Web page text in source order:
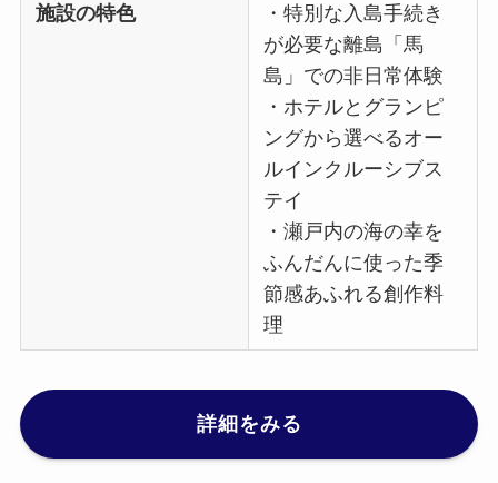
施設の特色
・特別な入島手続き
が必要な離島「馬
島」での非日常体験
・ホテルとグランピ
ングから選べるオー
ルインクルーシブス
テイ
・瀬戸内の海の幸を
ふんだんに使った季
節感あふれる創作料
理
詳細をみる